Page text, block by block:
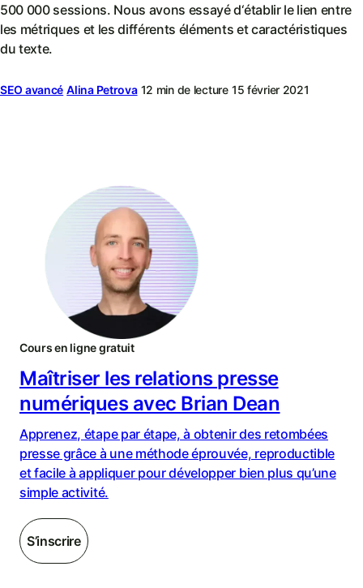
500 000 sessions. Nous avons essayé d‘établir le lien entre
les métriques et les différents éléments et caractéristiques
du texte.
SEO avancé Alina Petrova 12 min de lecture 15 février 2021
Cours en ligne gratuit
Maîtriser les relations presse
numériques avec Brian Dean
Apprenez, étape par étape, à obtenir des retombées
presse grâce à une méthode éprouvée, reproductible
et facile à appliquer pour développer bien plus qu’une
simple activité.
S’inscrire